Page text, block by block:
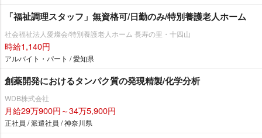
「福祉調理スタッフ」無資格可/日勤のみ/特別養護老人ホーム
社会福祉法人愛燦会/特別養護老人ホーム 長寿の里・十四山
時給1,140円
アルバイト・パート / 愛知県
創薬開発におけるタンパク質の発現精製/化学分析
WDB株式会社
月給29万900円～34万5,900円
正社員 / 派遣社員 / 神奈川県